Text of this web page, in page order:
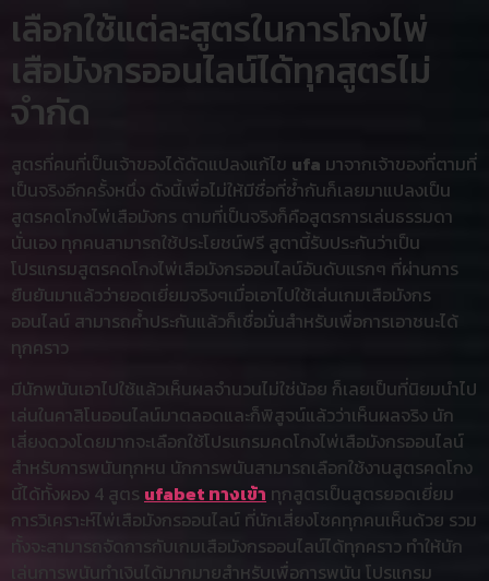
เลือกใช้แต่ละสูตรในการโกงไพ่
เสือมังกรออนไลน์ได้ทุกสูตรไม่
จำกัด
สูตรที่คนที่เป็นเจ้าของได้ดัดแปลงแก้ไข ufa มาจากเจ้าของที่ตามที่
เป็นจริงอีกครั้งหนึ่ง ดังนี้เพื่อไม่ให้มีชื่อที่ซ้ำกันก็เลยมาแปลงเป็น
สูตรคดโกงไพ่เสือมังกร ตามที่เป็นจริงก็คือสูตรการเล่นธรรมดา
นั่นเอง ทุกคนสามารถใช้ประโยชน์ฟรี สูตานี้รับประกันว่าเป็น
โปรแกรมสูตรคดโกงไพ่เสือมังกรออนไลน์อันดับแรกๆ ที่ผ่านการ
ยืนยันมาแล้วว่ายอดเยี่ยมจริงๆเมื่อเอาไปใช้เล่นเกมเสือมังกร
ออนไลน์ สามารถค้ำประกันแล้วก็เชื่อมั่นสำหรับเพื่อการเอาชนะได้
ทุกคราว
มีนักพนันเอาไปใช้แล้วเห็นผลจำนวนไม่ใช่น้อย ก็เลยเป็นที่นิยมนำไป
เล่นในคาสิโนออนไลน์มาตลอดและก็พิสูจน์แล้วว่าเห็นผลจริง นัก
เสี่ยงดวงโดยมากจะเลือกใช้โปรแกรมคดโกงไพ่เสือมังกรออนไลน์
สำหรับการพนันทุกหน นักการพนันสามารถเลือกใช้งานสูตรคดโกง
นี้ได้ทั้งผอง 4 สูตร ufabet ทางเข้า ทุกสูตรเป็นสูตรยอดเยี่ยม
การวิเคราะห์ไพ่เสือมังกรออนไลน์ ที่นักเสี่ยงโชคทุกคนเห็นด้วย รวม
ทั้งจะสามารถจัดการกับเกมเสือมังกรออนไลน์ได้ทุกคราว ทำให้นัก
เล่นการพนันทำเงินได้มากมายสำหรับเพื่อการพนัน โปรแกรม